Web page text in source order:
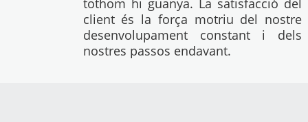
client és la força motriu del nostre
desenvolupament constant i dels
nostres passos endavant.